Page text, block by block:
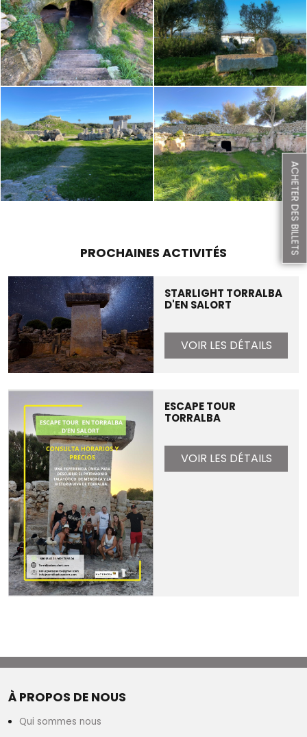
PROCHAINES ACTIVITÉS
STARLIGHT TORRALBA
D'EN SALORT
VOIR LES DÉTAILS
ESCAPE TOUR
TORRALBA
VOIR LES DÉTAILS
ACHETER DES BILLETS
À PROPOS DE NOUS
Qui sommes nous